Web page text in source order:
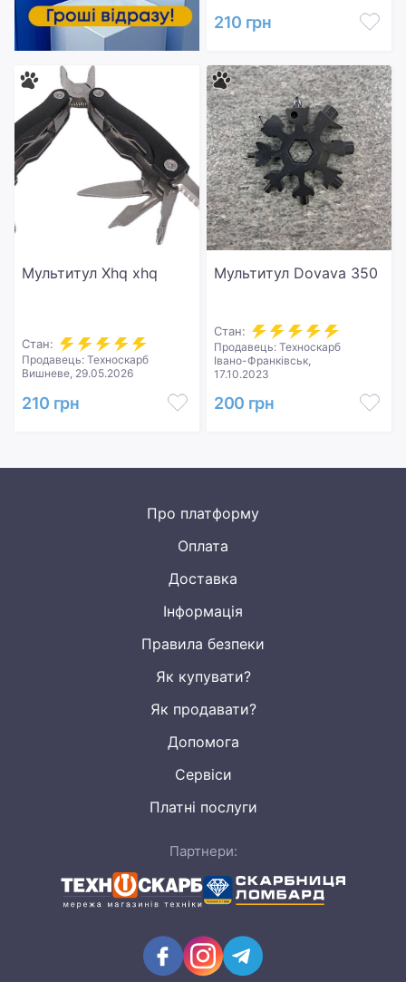
210 грн
Мультитул Xhq xhq
Стан:
Продавець: Техноскарб
Вишневе, 29.05.2026
210 грн
Мультитул Dovava 350
Стан:
Продавець: Техноскарб
Івано-Франківськ,
17.10.2023
200 грн
Про платформу
Оплата
Доставка
Інформація
Правила безпеки
Як купувати?
Як продавати?
Допомога
Сервіси
Платні послуги
Партнери: